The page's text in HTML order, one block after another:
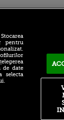
Cluj?! Edi
i-a dat
pe loc lui Ioan
pentru
de date
selecta